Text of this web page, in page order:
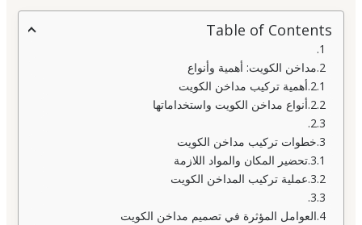
Table of Contents
مداخن الكويت: أهمية وأنواع
أهمية تركيب مداخن الكويت
أنواع مداخن الكويت واستخداماتها
خطوات تركيب مداخن الكويت
تحضير المكان والمواد اللازمة
عملية تركيب المداخن الكويت
العوامل المؤثرة في تصميم مداخن الكويت